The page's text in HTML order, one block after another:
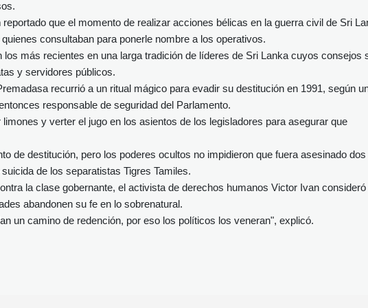
que el momento de realizar acciones bélicas en la guerra civil de Sri
consultaban para ponerle nombre a los operativos.
más recientes en una larga tradición de líderes de Sri Lanka cuyos consejos
y servidores públicos.
recurrió a un ritual mágico para evadir su destitución en 1991, según
responsable de seguridad del Parlamento.
y verter el jugo en los asientos de los legisladores para asegurar que
de destitución, pero los poderes ocultos no impidieron que fuera asesinado dos
de los separatistas Tigres Tamiles.
la clase gobernante, el activista de derechos humanos Victor Ivan consideró
abandonen su fe en lo sobrenatural.
un camino de redención, por eso los políticos los veneran", explicó.